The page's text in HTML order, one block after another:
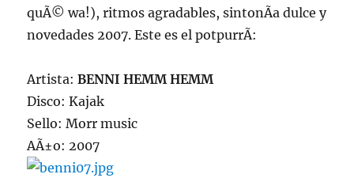
quÃ© wa!), ritmos agradables, sintonÃ­a dulce y
novedades 2007. Este es el potpurrÃ­:
Artista:BENNI HEMM HEMM
Disco: Kajak
Sello: Morr music
AÃ±o: 2007